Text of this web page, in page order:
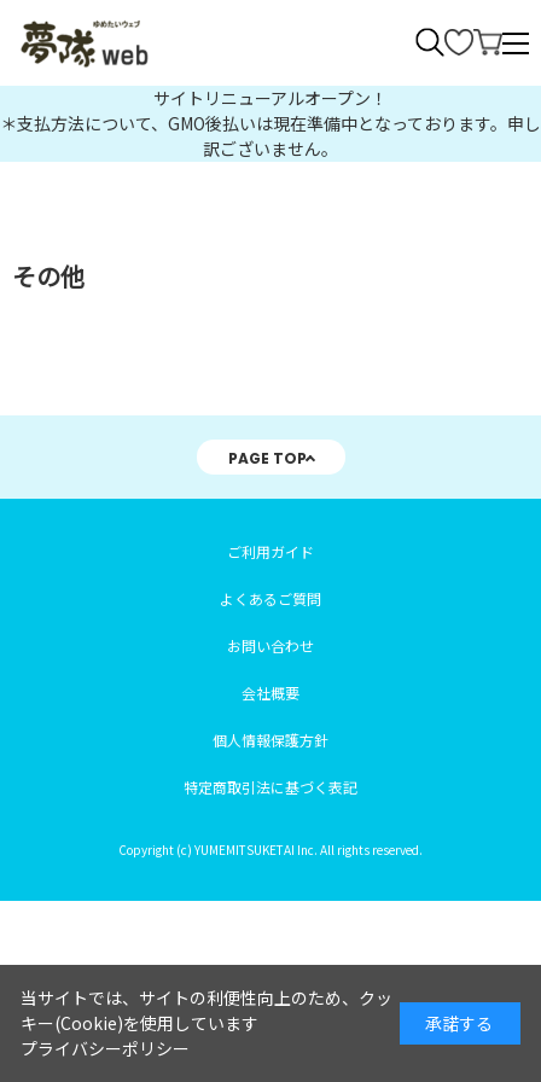
サイトリニューアルオープン！
＊支払方法について、GMO後払いは現在準備中となっております。申し
訳ございません。
その他
PAGE TOP
ご利用ガイド
よくあるご質問
お問い合わせ
会社概要
個人情報保護方針
特定商取引法に基づく表記
Copyright (c) YUMEMITSUKETAI Inc. All rights reserved.
当サイトでは、サイトの利便性向上のため、クッ
キー(Cookie)を使用しています
プライバシーポリシー
承諾する